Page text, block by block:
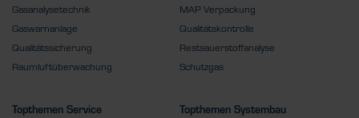
Gasanalysetechnik
Gaswarnanlage
Qualitätssicherung
Raumluftüberwachung
MAP Verpackung
Qualitätskontrolle
Restsauerstoffanalyse
Schutzgas
Topthemen Service
Topthemen Systembau